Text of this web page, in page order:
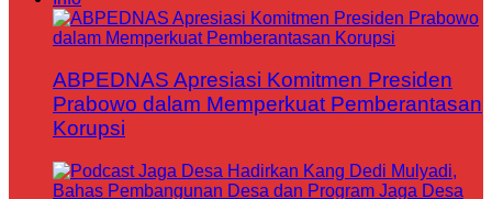
ABPEDNAS Apresiasi Komitmen Presiden
Prabowo dalam Memperkuat Pemberantasan
Korupsi